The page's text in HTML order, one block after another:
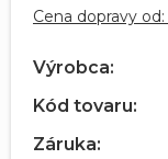
Cena dopravy od:
Výrobca:
Kód tovaru:
Záruka: